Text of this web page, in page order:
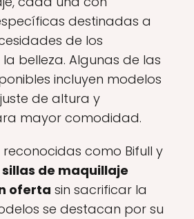
destinadas a
de los
belleza. Algunas de las
incluyen modelos
de altura y
mayor comodidad.
como Bifull y
sillas de maquillaje
oferta sin sacrificar la
se destacan por su